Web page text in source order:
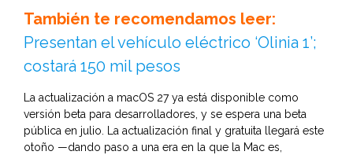
También te recomendamos leer:
Presentan el vehículo eléctrico ‘Olinia 1’;
costará 150 mil pesos
La actualización a macOS 27 ya está disponible como
versión beta para desarrolladores, y se espera una beta
pública en julio. La actualización final y gratuita llegará este
otoño —dando paso a una era en la que la Mac es,